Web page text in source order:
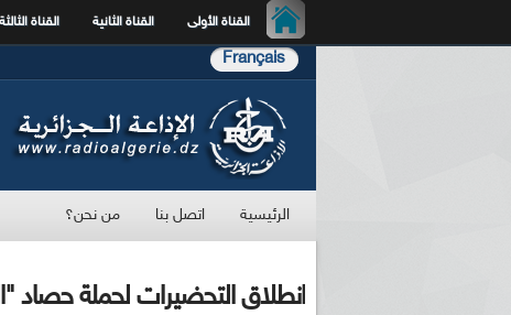
القناة الأولى القناة الثانية القناة الثالثة
Français
الرئيسية اتصل بنا من نحن؟
انطلاق التحضيرات لحملة حصاد